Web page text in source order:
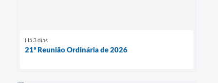
Há 3 dias
21ª Reunião Ordinária de 2026